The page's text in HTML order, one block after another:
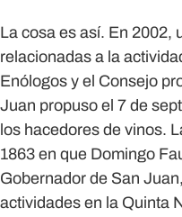
La cosa es así. En 2002,
relacionadas a la
Enólogos y el Consejo
Juan propuso el 7 de
los hacedores de vinos.
1863 en que Domingo
Gobernador de San
actividades en la Quinta